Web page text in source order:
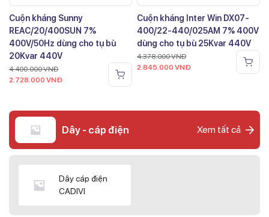
Cuộn kháng Sunny
REAC/20/400SUN 7%
400V/50Hz dùng cho tụ bù
20Kvar 440V
4.400.000VNĐ
2.728.000 VNĐ
Cuộn kháng Inter Win DX07-
400/22-440/025AM 7% 400V
dùng cho tụ bù 25Kvar 440V
4.378.000VNĐ
2.845.000 VNĐ
Dây - cáp điện Xem tất cả
Dây cáp điện
CADIVI